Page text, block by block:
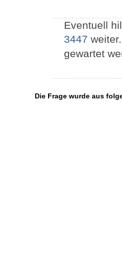
Eventuell
3447 weiter.
gewartet
Die Frage wurde aus